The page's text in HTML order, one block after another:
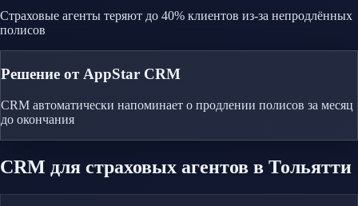
Страховые агенты теряют до 40% клиентов из-за непродлённых
полисов
Решение от AppStar CRM
CRM автоматически напоминает о продлении полисов за месяц
до окончания
CRM для страховых агентов в Тольятти